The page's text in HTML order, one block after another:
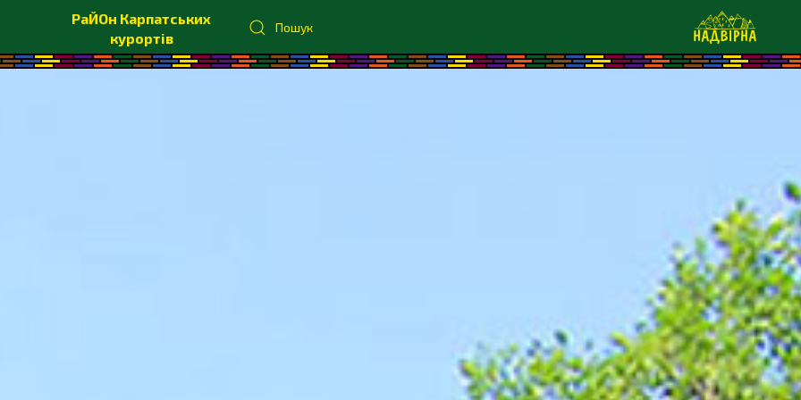
РаЙОн Карпатських
курортів
Пошук